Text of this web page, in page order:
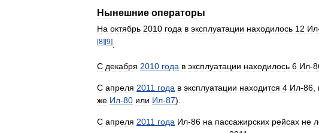
Нынешние операторы
На октябрь 2010 года в эксплуатации находилось 12 Ил
[8][9]
С декабря 2010 года в эксплуатации находилось 6 Ил-
С апреля 2011 года в эксплуатации находится 4 Ил-86
же Ил-80 или Ил-87).
С апреля 2011 года Ил-86 на пассажирских рейсах не